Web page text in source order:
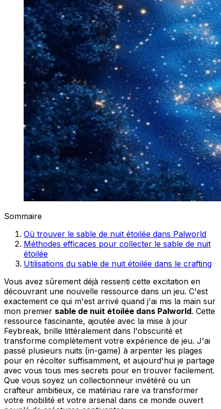
Sommaire
Où trouver le sable de nuit étoilée dans Palworld
Méthodes efficaces pour collecter le sable de nuit
étoilée
Utilisations du sable de nuit étoilée dans le crafting
Vous avez sûrement déjà ressenti cette excitation en
découvrant une nouvelle ressource dans un jeu. C'est
exactement ce qui m'est arrivé quand j'ai mis la main sur
mon premier sable de nuit étoilée dans Palworld. Cette
ressource fascinante, ajoutée avec la mise à jour
Feybreak, brille littéralement dans l'obscurité et
transforme complètement votre expérience de jeu. J'ai
passé plusieurs nuits (in-game) à arpenter les plages
pour en récolter suffisamment, et aujourd'hui je partage
avec vous tous mes secrets pour en trouver facilement.
Que vous soyez un collectionneur invétéré ou un
crafteur ambitieux, ce matériau rare va transformer
votre mobilité et votre arsenal dans ce monde ouvert